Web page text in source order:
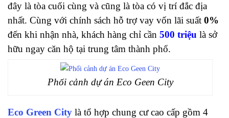
đây là tòa cuối cùng và cũng là tòa có vị trí đắc địa
nhất. Cùng với chính sách hỗ trợ vay vốn lãi suất 0%
đến khi nhận nhà, khách hàng chỉ cần 500 triệu là sở
hữu ngay căn hộ tại trung tâm thành phố.
Phối cảnh dự án Eco Geen City
Eco Green City là tổ hợp chung cư cao cấp gồm 4